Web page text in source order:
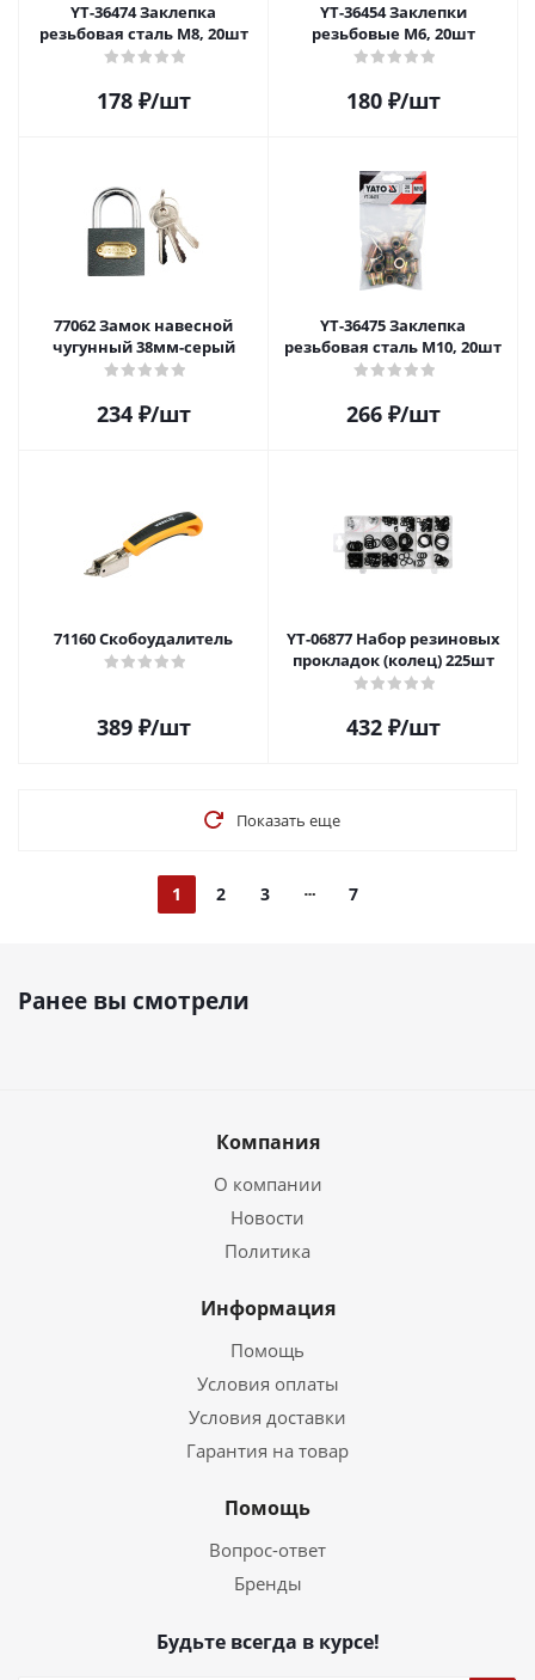
YT-36474 Заклепка
резьбовая сталь М8, 20шт
178₽/шт
YT-36454 Заклепки
резьбовые М6, 20шт
180₽/шт
77062 Замок навесной
чугунный 38мм-серый
234₽/шт
YT-36475 Заклепка
резьбовая сталь М10, 20шт
266₽/шт
71160 Скобоудалитель
389₽/шт
YT-06877 Набор резиновых
прокладок (колец) 225шт
432₽/шт
Показать еще
1 2 3 7
Ранее вы смотрели
Компания
О компании
Новости
Политика
Информация
Помощь
Условия оплаты
Условия доставки
Гарантия на товар
Помощь
Вопрос-ответ
Бренды
Будьте всегда в курсе!